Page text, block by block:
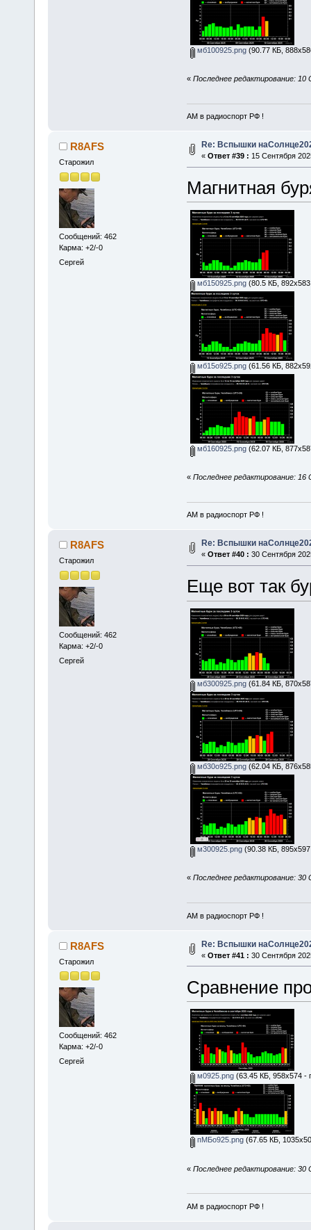
мб100925.png(90.77 КБ,
« Последнее редактирование:
АМ в радиоспорт РФ !
R8AFS
Старожил
Сообщений: 462
Карма: +2/-0
Сергей
Re: Вспышки
« Ответ #39 : 15 Сентября
Магнитная
мб150925.png(80.5 КБ, 892x583
мб15о925.png(61.56 КБ,
мб160925.png(62.07 КБ,
« Последнее редактирование:
АМ в радиоспорт РФ !
R8AFS
Старожил
Сообщений: 462
Карма: +2/-0
Сергей
Re: Вспышки
« Ответ #40 : 30 Сентября
Еще вот так
мб300925.png(61.84 КБ,
мб30о925.png(62.04 КБ,
м300925.png(90.38 КБ,
« Последнее редактирование:
АМ в радиоспорт РФ !
R8AFS
Старожил
Сообщений: 462
Карма: +2/-0
Сергей
Re: Вспышки
« Ответ #41 : 30 Сентября
Сравнение
м0925.png(63.45 КБ, 958x574 -
пМБо925.png(67.65 КБ,
« Последнее редактирование:
АМ в радиоспорт РФ !